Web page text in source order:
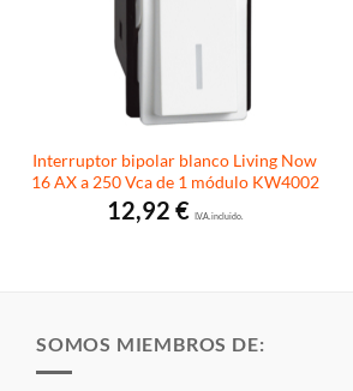
Interruptor bipolar blanco Living Now
16 AX a 250 Vca de 1 módulo KW4002
12,92€ I.V.A. incluido.
SOMOS MIEMBROS DE: